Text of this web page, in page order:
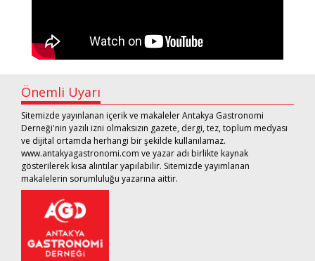
Önemli Uyarı
Sitemizde yayınlanan içerik ve makaleler Antakya Gastronomi
Derneği'nin yazılı izni olmaksızın gazete, dergi, tez, toplum medyası
ve dijital ortamda herhangi bir şekilde kullanılamaz.
www.antakyagastronomi.com ve yazar adı birlikte kaynak
gösterilerek kısa alıntılar yapılabilir. Sitemizde yayımlanan
makalelerin sorumluluğu yazarına aittir.